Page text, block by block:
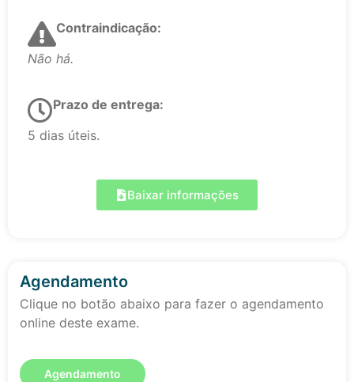
Contraindicação:
Não há.
Prazo de entrega:
5 dias úteis.
Baixar informações
Agendamento
Clique no botão abaixo para fazer o agendamento
online deste exame.
Agendamento